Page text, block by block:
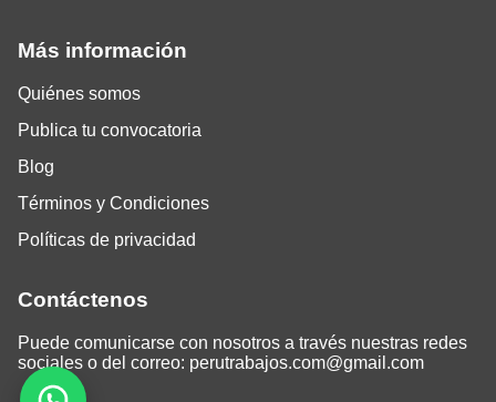
Más información
Quiénes somos
Publica tu convocatoria
Blog
Términos y Condiciones
Políticas de privacidad
Contáctenos
Puede comunicarse con nosotros a través nuestras redes
sociales o del correo: perutrabajos.com@gmail.com